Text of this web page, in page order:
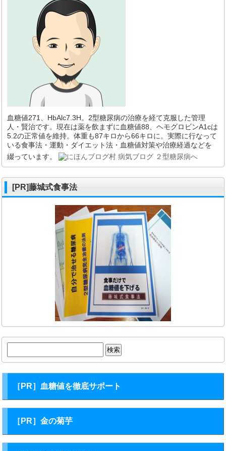
血糖値271、HbAlc7.3H。2型糖尿病の治療を経て克服した管理
人・賢治です。現在は薬を飲まずに血糖値88、ヘモグロビンA1cは
5.2の正常値を維持。体重も87キロから66キロに。実際に行なって
いる食事法・運動・ダイエット法・血糖値対策や治療経過などを
綴っています。
[PR]藤城式食事法
索:
［PR］血糖値を徹底サポート
［PR］金の菊芋